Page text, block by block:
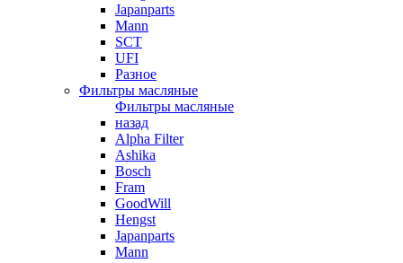
Japanparts
Mann
SCT
UFI
Разное
Фильтры масляные
Фильтры масляные
назад
Alpha Filter
Ashika
Bosch
Fram
GoodWill
Hengst
Japanparts
Mann